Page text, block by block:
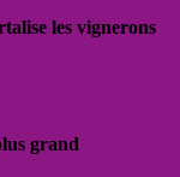
les vignerons
grand